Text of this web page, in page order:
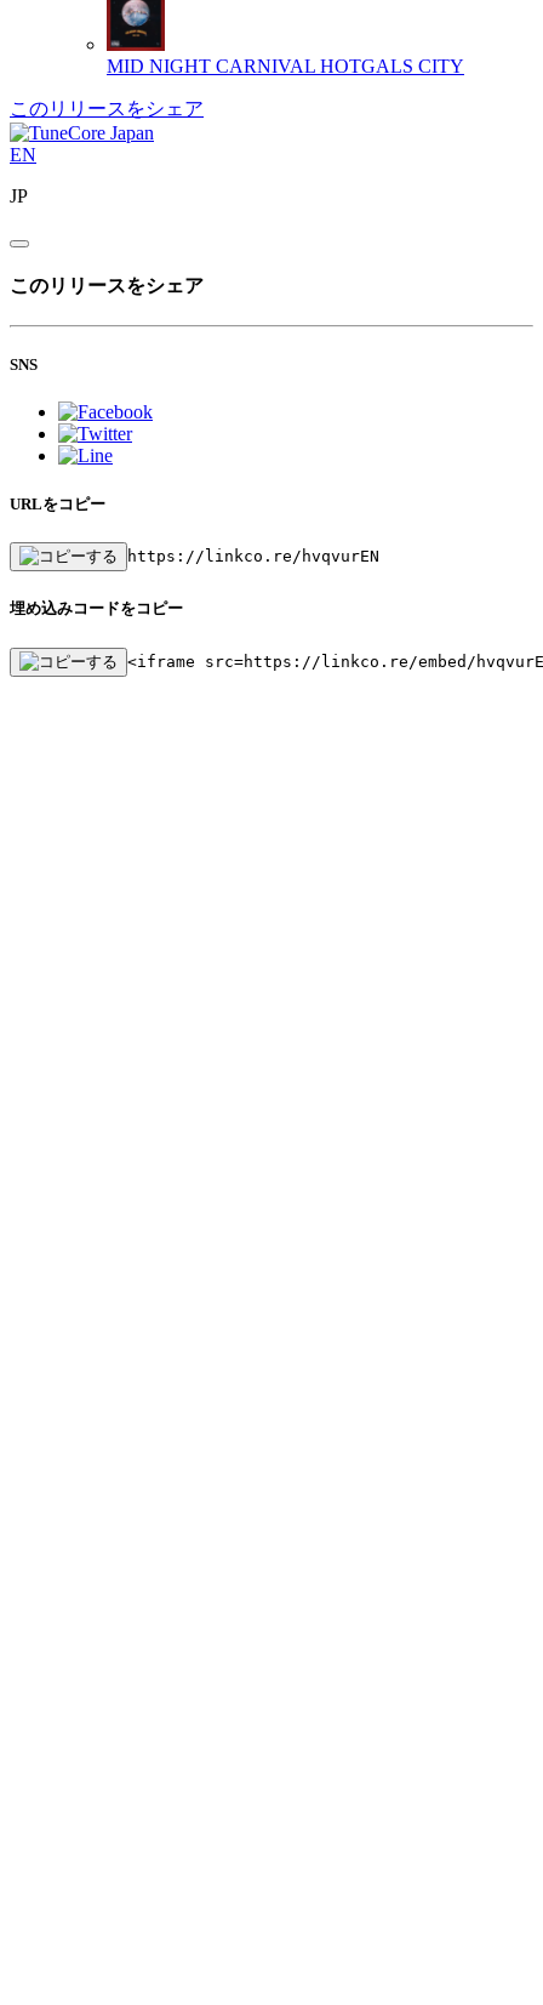
MID NIGHT CARNIVAL HOTGALS CITY
このリリースをシェア
EN
JP
このリリースをシェア
SNS
URLをコピー
https://linkco.re/hvqvurEN
埋め込みコードをコピー
<iframe src=https://linkco.re/embed/